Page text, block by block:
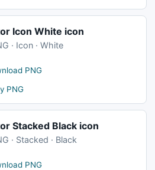
Icon White icon
· Icon · White
PNG
PNG
Stacked Black icon
· Stacked · Black
PNG